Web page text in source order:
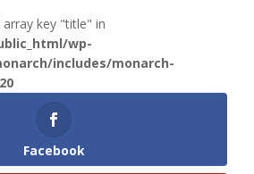
array key "title" in
wp-
includes/monarch-
20
Facebook